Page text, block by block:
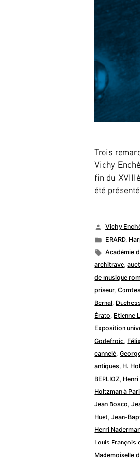
Trois
Vichy
fin du
été
Publié
par
Vichy
Publié
dans
ERARD,
Étiquettes :
Académie
architrave,
de musique
priseur,
Bernal,
Érato, Etienne
Exposition
Godefroid,
cannelé,
antiques, H.
BERLIOZ, Henri
Holtzman à
Jean Bosco,
Huet,Jean-
Henri Naderman
Louis François
Mademoiselle